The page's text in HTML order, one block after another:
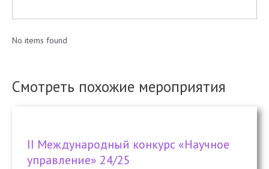
No items found
Смотреть похожие мероприятия
II Международный конкурс «Научное
управление» 24/25